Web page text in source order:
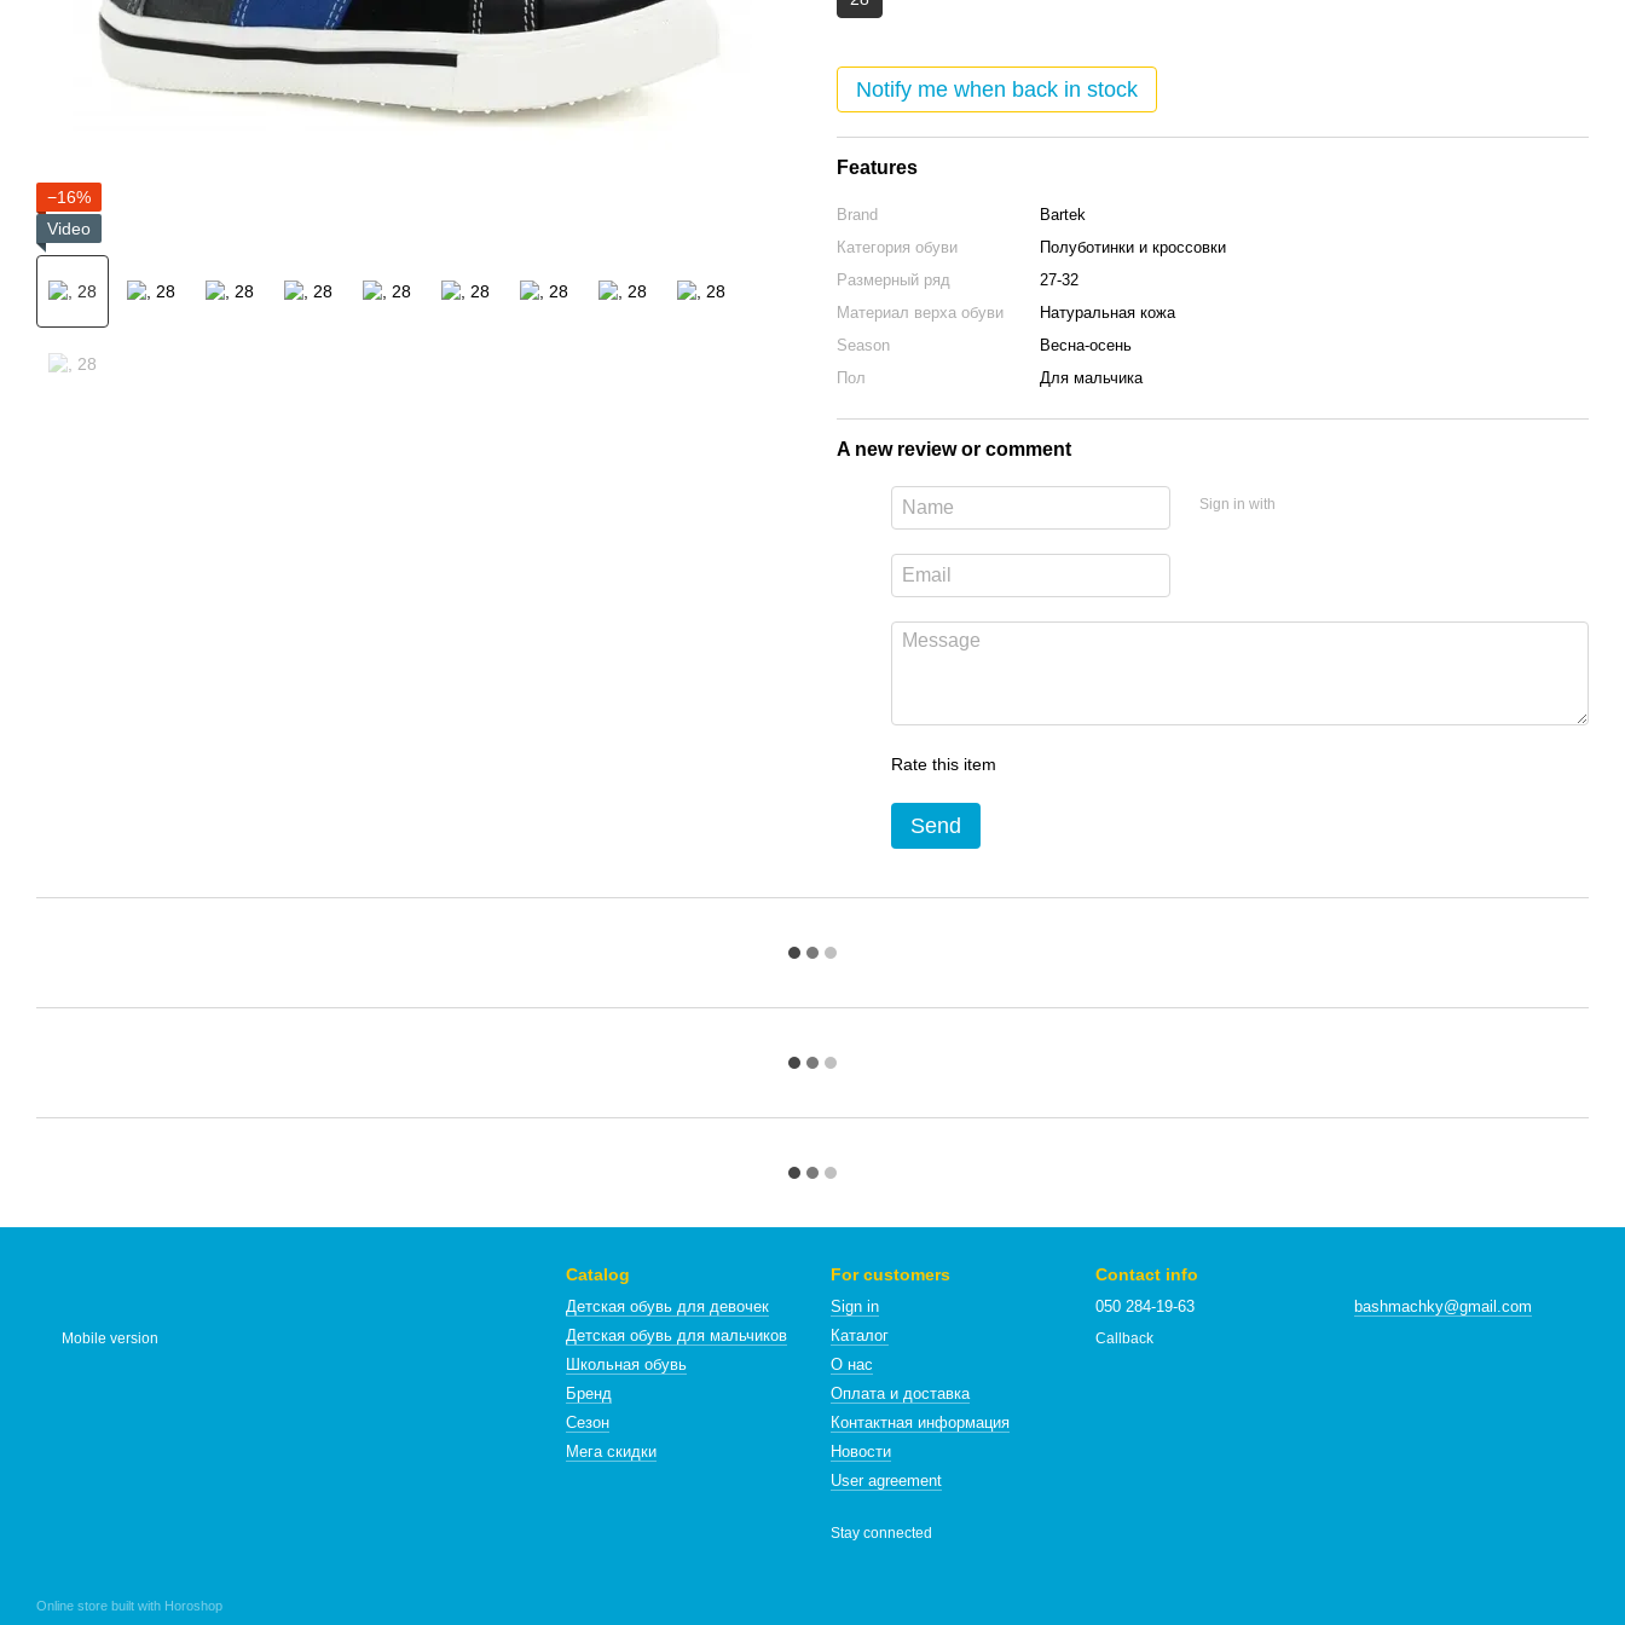
−16%
Video
Notify me when back in stock
Features
Brand
Bartek
Категория обуви
Полуботинки и кроссовки
Размерный ряд
27-32
Материал верха обуви
Натуральная кожа
Season
Весна-осень
Пол
Для мальчика
A new review or comment
Sign in with
Rate this item
Send
Mobile version
Online store built with Horoshop
Catalog
Детская обувь для девочек
Детская обувь для мальчиков
Школьная обувь
Бренд
Сезон
Мега скидки
For customers
Sign in
Каталог
О нас
Оплата и доставка
Контактная информация
Новости
User agreement
Stay connected
Contact info
050 284-19-63
Callback
bashmachky@gmail.com